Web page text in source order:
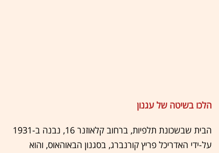
הלכו בשיטה של עגנון
הבית שבשכונת תלפיות, ברחוב קלאוזנר 16, נבנה ב-1931
על-ידי האדריכל פריץ קורנברג, בסגנון הבאוהאוס, והוא